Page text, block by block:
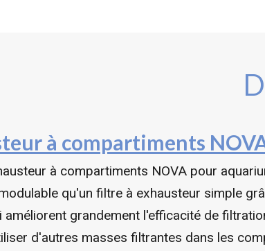
à compartiments
à compartiments NOVA pour
qu'un filtre à exhausteur simple
améliorent grandement l'efficacité de
d'autres masses filtrantes dans les